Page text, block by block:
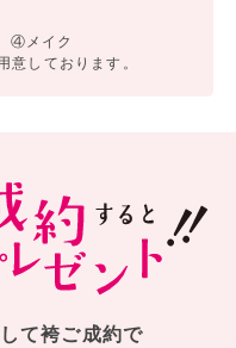
④メイク
しております。
て袴ご成約で